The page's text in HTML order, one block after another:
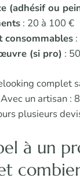
(adhésif ou
: 20 à 100 €
consommables:
(si pro) :
complet
un artisan :
plusieurs
à un